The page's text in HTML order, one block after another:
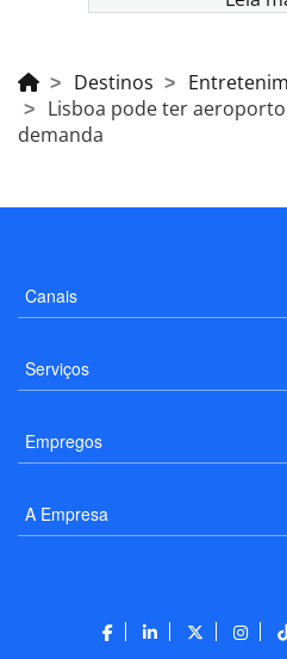
Destinos
Lisboa pode ter
demanda
Canais
Serviços
Empregos
A Empresa